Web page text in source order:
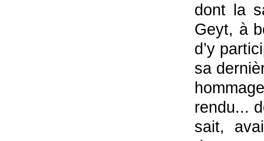
dont la
Geyt, à
d’y
sa
rendu...
sait,